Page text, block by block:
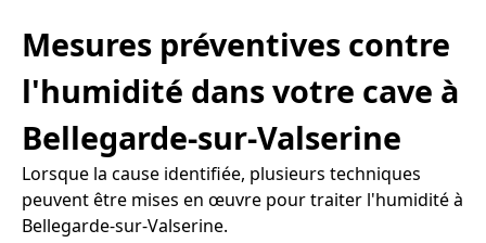
Mesures préventives contre
l'humidité dans votre cave à
Bellegarde-sur-Valserine
Lorsque la cause identifiée, plusieurs techniques
peuvent être mises en œuvre pour traiter l'humidité à
Bellegarde-sur-Valserine.